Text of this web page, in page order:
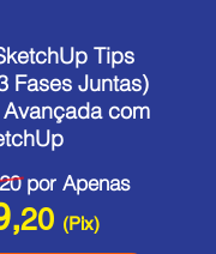
Tips
Fases Juntas)
com
por Apenas
20 (Pix)